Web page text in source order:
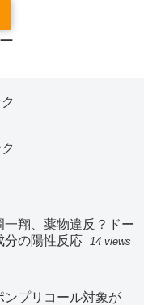
一翔、薬物違反？ドー
分の陽性反応
14 views
ンプリコール対象が